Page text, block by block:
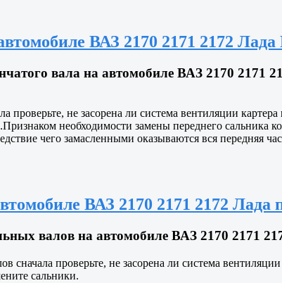
ВАЗ 2170 2171 2172
вала на автомобиле ВАЗ 2170 2171
проверьте, не засорена ли система вентиляции
необходимости замены переднего сальника
чего замасленными оказываются вся передняя
ВАЗ 2170 2171 2172
валов на автомобиле ВАЗ 2170 2171
сначала проверьте, не засорена ли система
сальники.